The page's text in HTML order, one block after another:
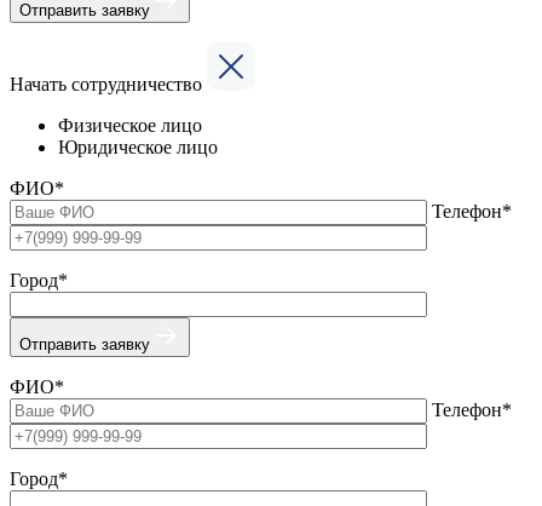
Отправить заявку
Начать сотрудничество
Физическое лицо
Юридическое лицо
ФИО*
Телефон*
Город*
Отправить заявку
ФИО*
Телефон*
Город*